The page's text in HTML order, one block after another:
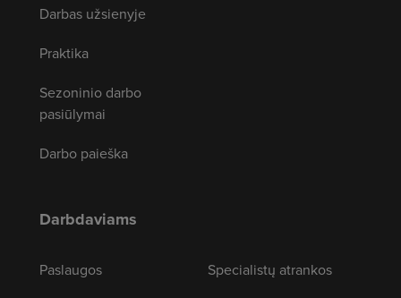
Darbas užsienyje
Praktika
Sezoninio darbo
pasiūlymai
Darbo paieška
Darbdaviams
Paslaugos
Specialistų atrankos